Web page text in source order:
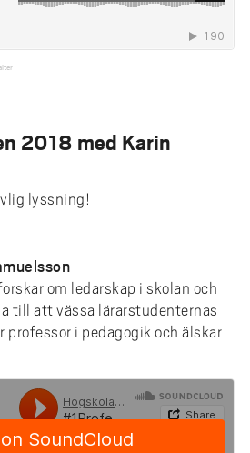
2018 med Karin
lyssning!
om ledarskap i skolan och
till att vässa lärarstudenternas
i pedagogik och älskar